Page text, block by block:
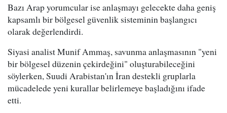
Bazı Arap yorumcular ise anlaşmayı gelecekte daha geniş
kapsamlı bir bölgesel güvenlik sisteminin başlangıcı
olarak değerlendirdi.
Siyasi analist Munif Ammaş, savunma anlaşmasının "yeni
bir bölgesel düzenin çekirdeğini" oluşturabileceğini
söylerken, Suudi Arabistan'ın İran destekli gruplarla
mücadelede yeni kurallar belirlemeye başladığını ifade
etti.